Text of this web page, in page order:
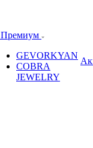
Премиум
GEVORKYAN
COBRA
JEWELRY